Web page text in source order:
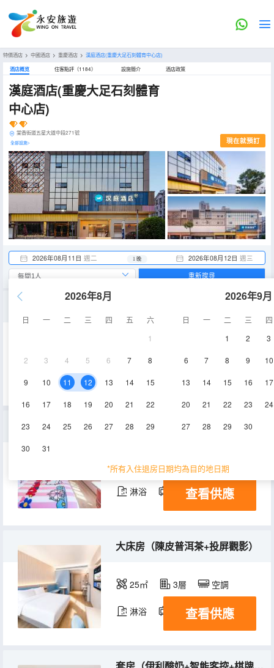
特價酒店 > 中國酒店 > 重慶酒店 > 漢庭酒店(重慶大足石刻體育中心店)
酒店概览 住客點評（1184） 設施簡介 酒店政策
漢庭酒店(重慶大足石刻體育
中心店)
棠香街道五星大道中段271號
全部設施> 現在就預訂
2026年08月11日 週二 2026年08月12日 週三
1 晚
2026年8月
日 一 二 三 四 五
六
1
2 3 4 5 6 7 8
9 10 11 12 13 14 15
16 17 18 19 20 21 22
23 24 25 26 27 28 29
30 31
2026年9月
日 一 二 三
四
1
2 3
6 7 8 9 10
13 14 15 16 17
20 21 22 23 24
27 28 29 30
*所有入住退房日期均為目的地日期
重新搜尋
空調
22-28㎡ 3-4層
淋浴 電視機
查看供應
大床房（陳皮普洱茶+投屏觀影）
25㎡ 3層 空調
淋浴 電視機
查看供應